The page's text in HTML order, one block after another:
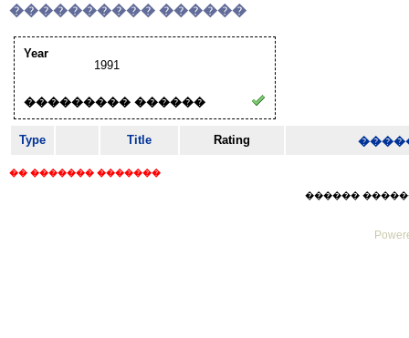
���������� ������
Year
1991
��������� ������
Type Title Rating
�� ������� �������
������ ������